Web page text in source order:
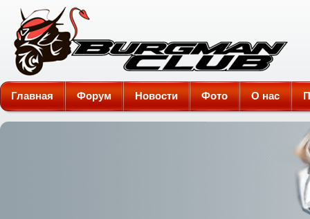
Burgman-Club
Главная Форум Новости Фото О нас